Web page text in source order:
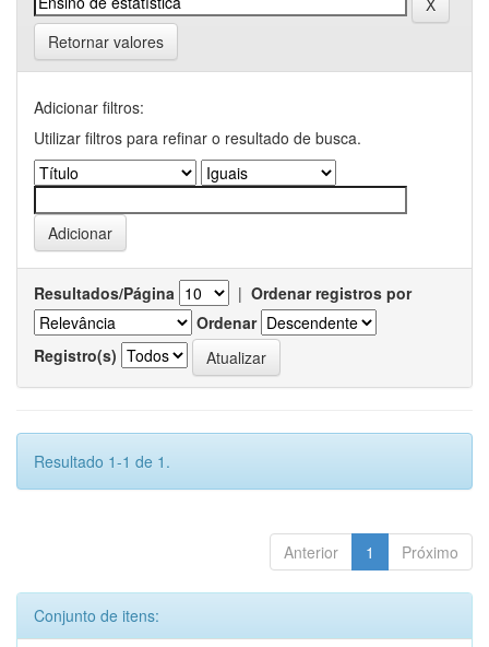
Retornar valores
Adicionar filtros:
Utilizar filtros para refinar o resultado de busca.
Resultados/Página | Ordenar registros por
Ordenar
Registro(s)
Resultado 1-1 de 1.
Anterior 1 Próximo
Conjunto de itens: